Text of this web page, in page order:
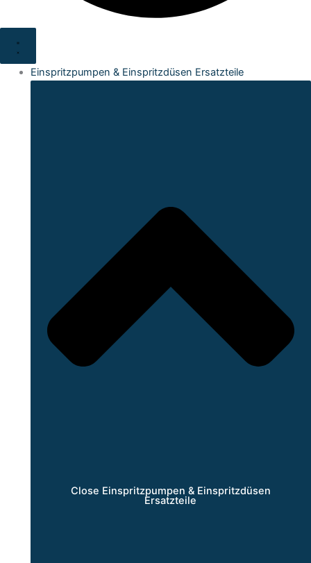
Einspritzpumpen & Einspritzdüsen Ersatzteile
Close Einspritzpumpen & Einspritzdüsen
Ersatzteile